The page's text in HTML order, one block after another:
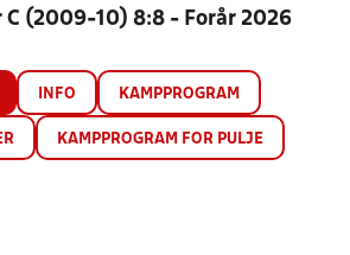
C (2009-10) 8:8 - Forår 2026
INFO KAMPPROGRAM
KAMPPROGRAM FOR PULJE